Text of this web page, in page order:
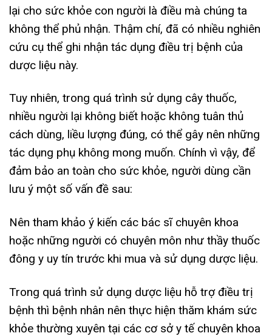
lại cho sức khỏe con người là điều mà chúng ta
không thể phủ nhận. Thậm chí, đã có nhiều nghiên
cứu cụ thể ghi nhận tác dụng điều trị bệnh của
dược liệu này.
Tuy nhiên, trong quá trình sử dụng cây thuốc,
nhiều người lại không biết hoặc không tuân thủ
cách dùng, liều lượng đúng, có thể gây nên những
tác dụng phụ không mong muốn. Chính vì vậy, để
đảm bảo an toàn cho sức khỏe, người dùng cần
lưu ý một số vấn đề sau:
Nên tham khảo ý kiến các bác sĩ chuyên khoa
hoặc những người có chuyên môn như thầy thuốc
đông y uy tín trước khi mua và sử dụng dược liệu.
Trong quá trình sử dụng dược liệu hỗ trợ điều trị
bệnh thì bệnh nhân nên thực hiện thăm khám sức
khỏe thường xuyên tại các cơ sở y tế chuyên khoa